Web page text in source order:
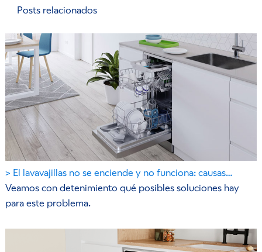
Posts relacionados
El lavavajillas no se enciende y no funciona: causas…
Veamos con detenimiento qué posibles soluciones hay
para este problema.